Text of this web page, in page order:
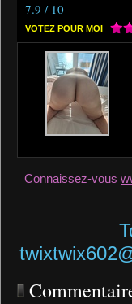
7.9 / 10
VOTEZ POUR MOI
Connaissez-vous